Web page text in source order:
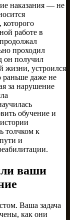
наказания — не
работе в
проходил
он получил
жизни, устроился
даже не
за нарушение
обучение и
толчком к
и
ваши
Ваша задача
как они